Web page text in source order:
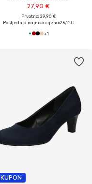
27,90 €
Prvotno: 39,90 €
Posljednja najniža cijena:25,11 €
+1
KUPON